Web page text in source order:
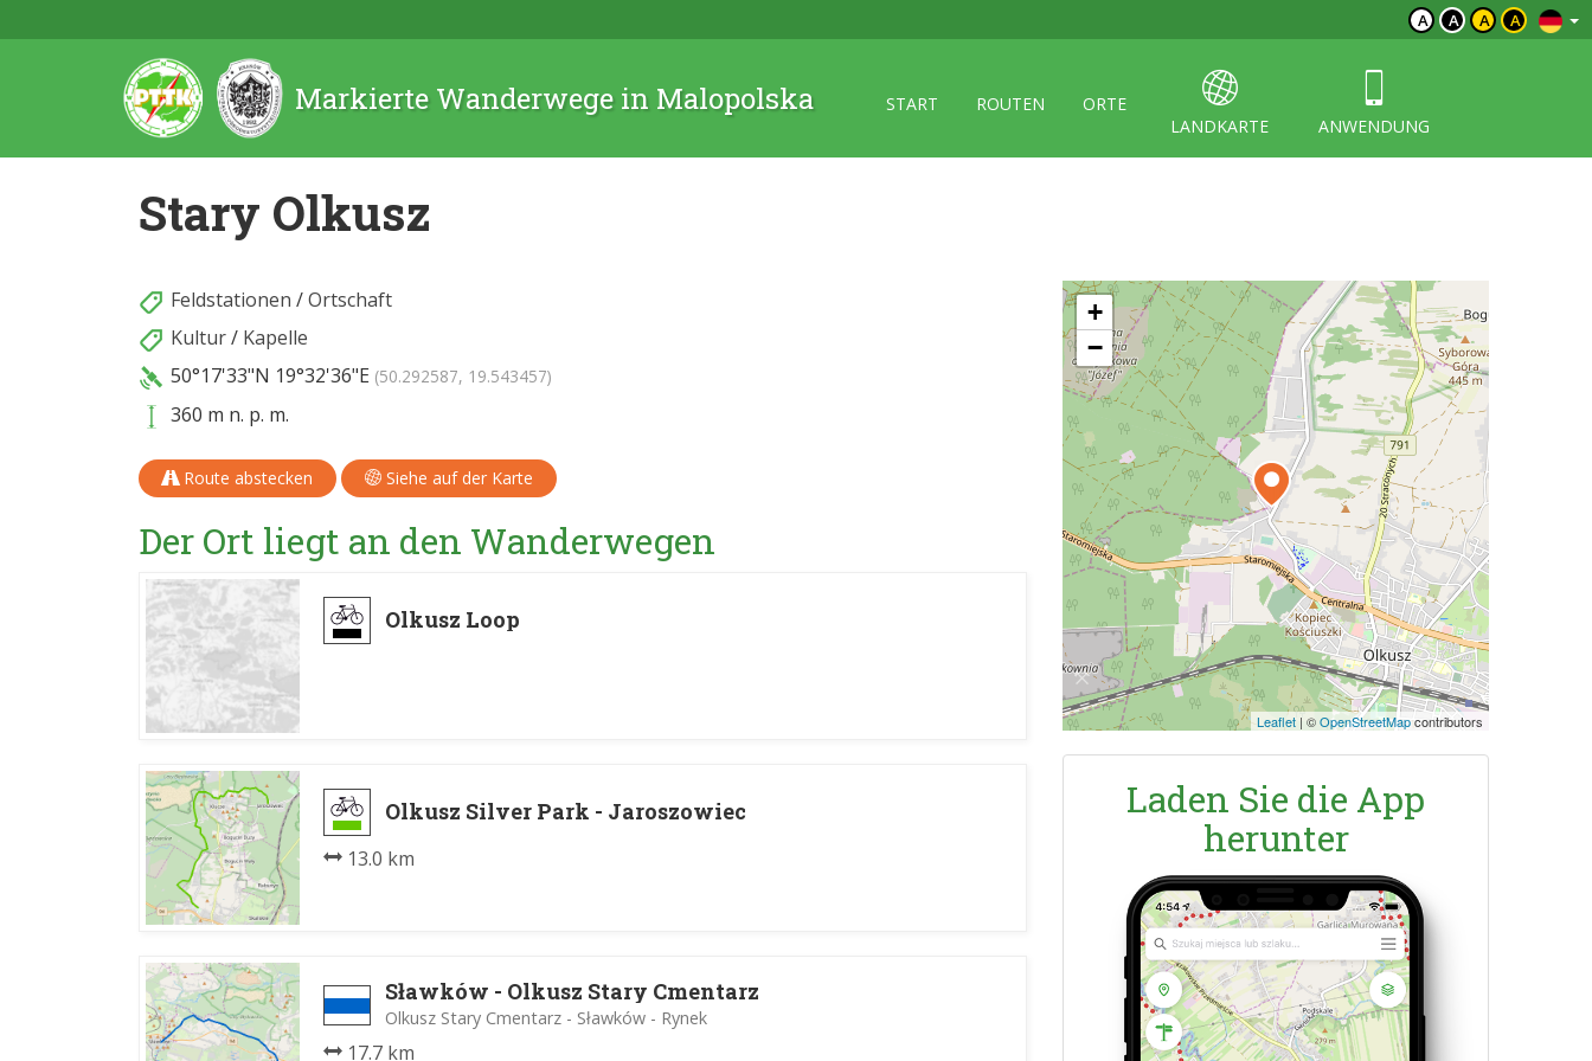
A A A A
Markierte Wanderwege in Malopolska START ROUTEN
ORTE
LANDKARTE
ANWENDUNG
Stary Olkusz
Feldstationen /Ortschaft
Kultur/ Kapelle
50°17'33"N 19°32'36"E (50.292587, 19.543457)
360 m n. p. m.
Route abstecken Siehe auf der Karte
Der Ort liegt an den Wanderwegen
Olkusz Loop
Olkusz Silver Park - Jaroszowiec
13.0 km
Sławków - Olkusz Stary Cmentarz
Olkusz Stary Cmentarz - Sławków - Rynek
17.7 km
+
−
Leaflet | ©OpenStreetMapcontributors
Laden Sie die App
herunter